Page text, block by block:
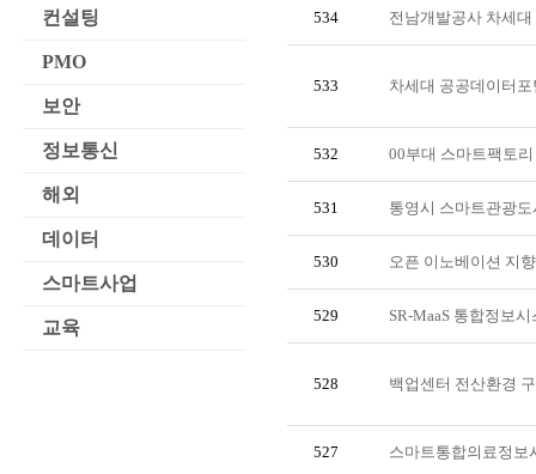
534 전남개발공사 차세
533 차세대 공공데이터
532 00부대 스마트팩토
531 통영시 스마트관광
530 오픈 이노베이션 지
529 SR-MaaS 통합정보
528 백업센터 전산환경
527 스마트통합의료정보
컨설팅
PMO
보안
정보통신
해외
데이터
스마트사업
교육